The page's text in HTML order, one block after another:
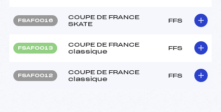
FSAF0016
COUPE DE FRANCE
SKATE
FFS
FSAF0013
COUPE DE FRANCE
classique
FFS
FSAF0012
COUPE DE FRANCE
classique
FFS